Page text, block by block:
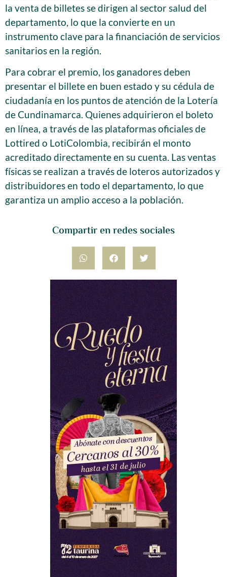
Compartir en redes sociales
la venta de billetes se dirigen al sector salud del
departamento, lo que la convierte en un
instrumento clave para la financiación de servicios
sanitarios en la región.
Para cobrar el premio, los ganadores deben
presentar el billete en buen estado y su cédula de
ciudadanía en los puntos de atención de la Lotería
de Cundinamarca. Quienes adquirieron el boleto
en línea, a través de las plataformas oficiales de
Lottired o LotiColombia, recibirán el monto
acreditado directamente en su cuenta. Las ventas
físicas se realizan a través de loteros autorizados y
distribuidores en todo el departamento, lo que
garantiza un amplio acceso a la población.